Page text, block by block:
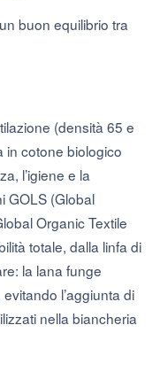
buon equilibrio tra
(densità 65 e
in cotone biologico
l’igiene e la
GOLS (Global
Organic Textile
totale, dalla linfa di
la lana funge
l’aggiunta di
nella biancheria